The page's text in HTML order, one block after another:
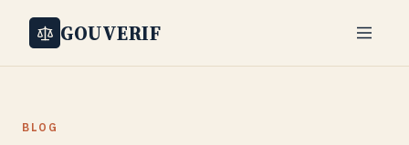
GOUVERIF
BLOG